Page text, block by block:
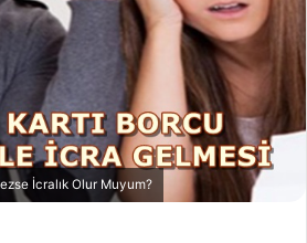
İcralık Olur Muyum?